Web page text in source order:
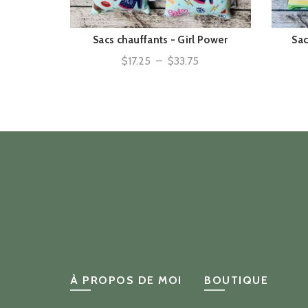
ACHAT RAPIDE
Sacs chauffants - Girl Power
$17.25 – $33.75
à
À PROPOS DE MOI BOUTIQUE